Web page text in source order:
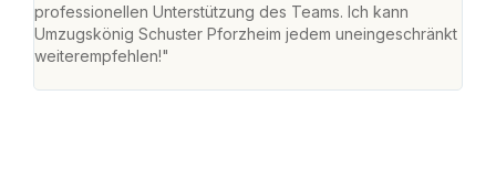
professionellen Unterstützung des Teams. Ich kann
Umzugskönig Schuster Pforzheim jedem uneingeschränkt
weiterempfehlen!"